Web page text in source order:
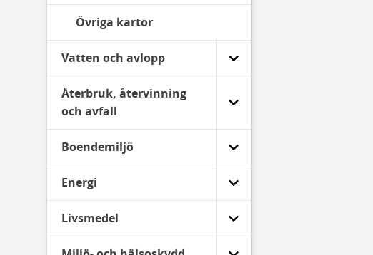
Övriga kartor
Vatten och avlopp
Återbruk, återvinning
och avfall
Boendemiljö
Energi
Livsmedel